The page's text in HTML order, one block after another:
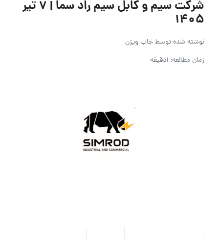
شرکت سیم و کابل سیم راد سما | ۷ تیر
۱۴۰۵
نوشته شده توسطجاب ویژن
زمان مطالعه: 1دقیقه